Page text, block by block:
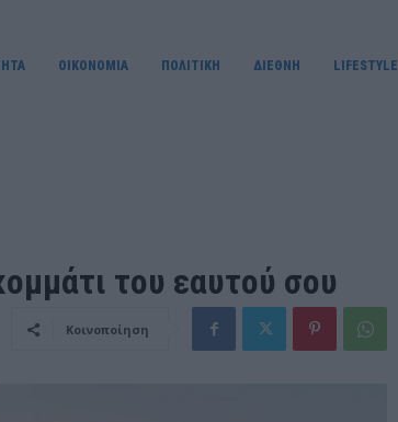
OIKONOMIA ΠΟΛΙΤΙΚΗ ΔΙΕΘΝΗ LIFESTYLE
του εαυτού σου
Κοινοποίηση